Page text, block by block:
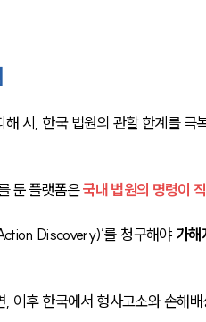
시, 한국 법원의 관할 한계를 극
둔 플랫폼은 국내 법원의 명령이
Discovery)’를 청구해야 가해
이후 한국에서 형사고소와 손해